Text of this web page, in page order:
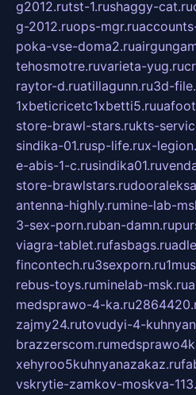
g2012.rutst-1.rushaggy-cat.ru
g-2012.ruops-mgr.ru
poka-vse-doma2.ru
tehosmotre.ruvarieta-yug.ru
raytor-d.ruatillagunn.ru3d-
1xbeticricetc1xbetti5.ru
store-brawl-stars.rukts-
sindika-01.rusp-life.rux-
e-abis-1-c.rusindika01.ru
store-brawlstars.ru
antenna-highly.rumine-lab-
3-sex-porn.ruban-damn.ru
viagra-tablet.rufasbags.ru
fincontech.ru3sexporn.ru
rebus-toys.ruminelab-msk.ru
medsprawo-4-ka.ru
zajmy24.rutovudyi-4-
brazzerscom.ru
xehyroo5kuhnyanazakaz.ru
vskrytie-zamkov-moskva-